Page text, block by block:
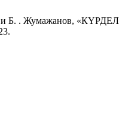
и Б. . Жумажанов,